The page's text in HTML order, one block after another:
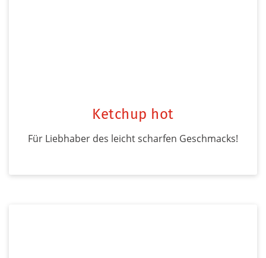
Ketchup hot
Für Liebhaber des leicht scharfen Geschmacks!